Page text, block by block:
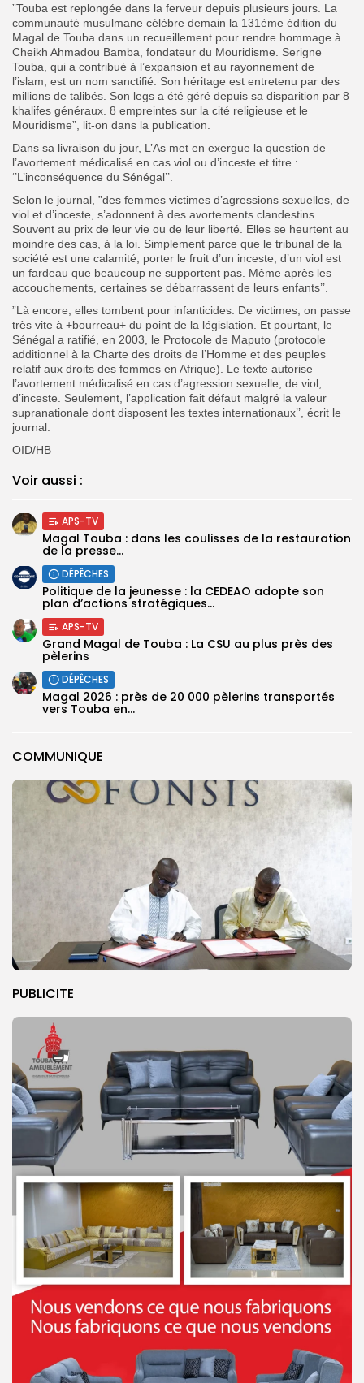
COMMUNIQUE
PUBLICITE
”Touba est replongée dans la ferveur depuis plusieurs jours. La
communauté musulmane célèbre demain la 131ème édition du
Magal de Touba dans un recueillement pour rendre hommage à
Cheikh Ahmadou Bamba, fondateur du Mouridisme. Serigne
Touba, qui a contribué à l’expansion et au rayonnement de
l’islam, est un nom sanctifié. Son héritage est entretenu par des
millions de talibés. Son legs a été géré depuis sa disparition par 8
khalifes généraux. 8 empreintes sur la cité religieuse et le
Mouridisme”, lit-on dans la publication.
Dans sa livraison du jour, L’As met en exergue la question de
l’avortement médicalisé en cas viol ou d’inceste et titre :
‘’L’inconséquence du Sénégal’’.
Selon le journal, ”des femmes victimes d’agressions sexuelles, de
viol et d’inceste, s’adonnent à des avortements clandestins.
Souvent au prix de leur vie ou de leur liberté. Elles se heurtent au
moindre des cas, à la loi. Simplement parce que le tribunal de la
société est une calamité, porter le fruit d’un inceste, d’un viol est
un fardeau que beaucoup ne supportent pas. Même après les
accouchements, certaines se débarrassent de leurs enfants’’.
”Là encore, elles tombent pour infanticides. De victimes, on passe
très vite à +bourreau+ du point de la législation. Et pourtant, le
Sénégal a ratifié, en 2003, le Protocole de Maputo (protocole
additionnel à la Charte des droits de l’Homme et des peuples
relatif aux droits des femmes en Afrique). Le texte autorise
l’avortement médicalisé en cas d’agression sexuelle, de viol,
d’inceste. Seulement, l’application fait défaut malgré la valeur
supranationale dont disposent les textes internationaux’’, écrit le
journal.
OID/HB
Voir aussi :
APS-TV
Magal Touba : dans les coulisses de la restauration
de la presse...
DÉPÊCHES
Politique de la jeunesse : la CEDEAO adopte son
plan d’actions stratégiques...
APS-TV
Grand Magal de Touba : La CSU au plus près des
pèlerins
DÉPÊCHES
Magal 2026 : près de 20 000 pèlerins transportés
vers Touba en...